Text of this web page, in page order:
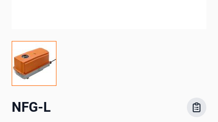
NFG-L